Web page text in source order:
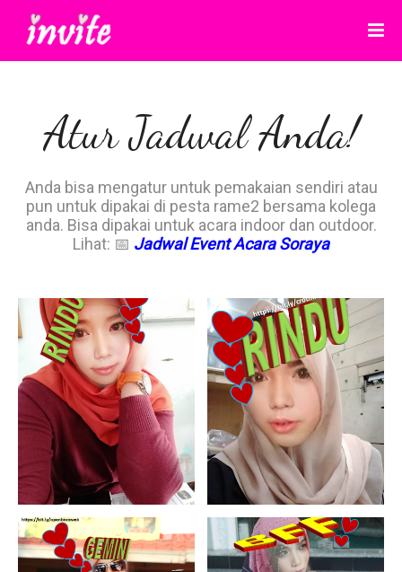
Atur Jadwal Anda!
Anda bisa mengatur untuk pemakaian sendiri atau
pun untuk dipakai di pesta rame2 bersama kolega
anda. Bisa dipakai untuk acara indoor dan outdoor.
Lihat: 📅 Jadwal Event Acara Soraya
6/19/2025 6/19/2025